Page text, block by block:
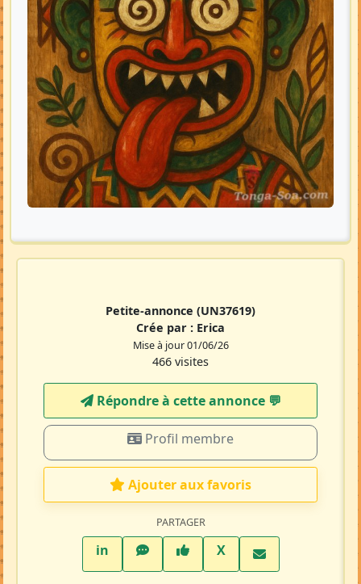
Petite-annonce (UN37619)
Crée par : Erica
Mise à jour 01/06/26
466 visites
Répondre à cette annonce 💬​
Profil membre
Ajouter aux favoris
PARTAGER
inLinkedInWhatsAppFacebook
XTwitter X